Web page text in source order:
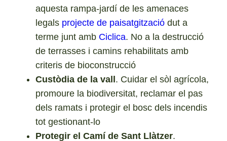
aquesta rampa-jardí de les amenaces
legals projecte de paisatgització dut a
terme junt amb Ciclica. No a la destrucció
de terrasses i camins rehabilitats amb
criteris de bioconstrucció
Custòdia de la vall. Cuidar el sòl agrícola,
promoure la biodiversitat, reclamar el pas
dels ramats i protegir el bosc dels incendis
tot gestionant-lo
Protegir el Camí de Sant Llàtzer.